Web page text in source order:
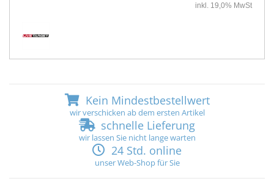
inkl. 19,0% MwSt
Kein Mindestbestellwert
wir verschicken ab dem ersten Artikel
schnelle Lieferung
wir lassen Sie nicht lange warten
24 Std. online
unser Web-Shop für Sie